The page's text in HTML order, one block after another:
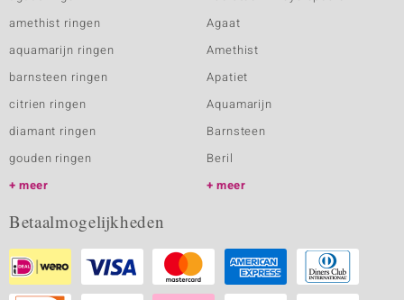
amethist ringen
aquamarijn ringen
barnsteen ringen
citrien ringen
diamant ringen
gouden ringen
meer
Agaat
Amethist
Apatiet
Aquamarijn
Barnsteen
Beril
meer
Betaalmogelijkheden